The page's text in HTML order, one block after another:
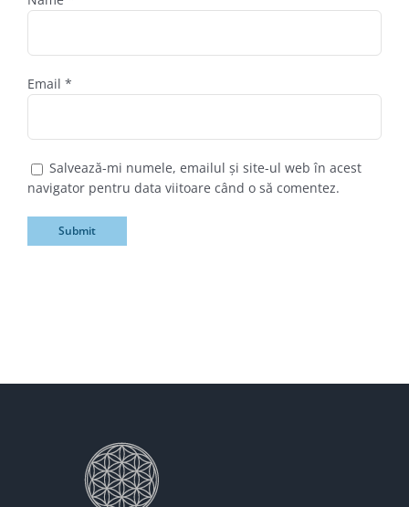
Email *
Salvează-mi numele, emailul și site-ul web în acest
navigator pentru data viitoare când o să comentez.